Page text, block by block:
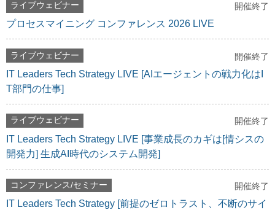
ライブウェビナー 開催終了
プロセスマイニング コンファレンス 2026 LIVE
ライブウェビナー 開催終了
IT Leaders Tech Strategy LIVE [AIエージェントの戦力化はI
T部門の仕事]
ライブウェビナー 開催終了
IT Leaders Tech Strategy LIVE [事業成長のカギは[情シスの
開発力] 生成AI時代のシステム開発]
コンファレンス/セミナー 開催終了
IT Leaders Tech Strategy [前提のゼロトラスト、不断のサイ